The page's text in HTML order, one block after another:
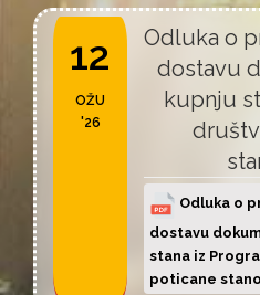
12
OŽU
'26
Odluka o
dostavu
kupnju
Odluka o
dostavu
stana iz
poticane